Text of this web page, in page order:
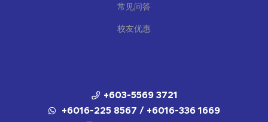
常见问答
校友优惠
+603-5569 3721
+6016-225 8567 / +6016-336 1669